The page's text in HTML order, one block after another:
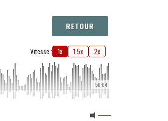
RETOUR
Vitesse : 1x 1.5x 2x
50:04